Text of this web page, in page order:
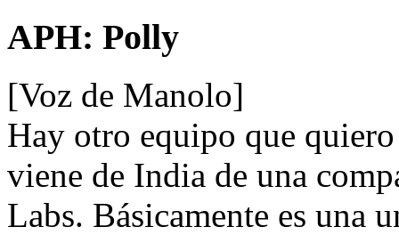
APH: Polly
[Voz de Manolo]
Hay otro equipo que
viene de India de una
Labs. Básicamente es una